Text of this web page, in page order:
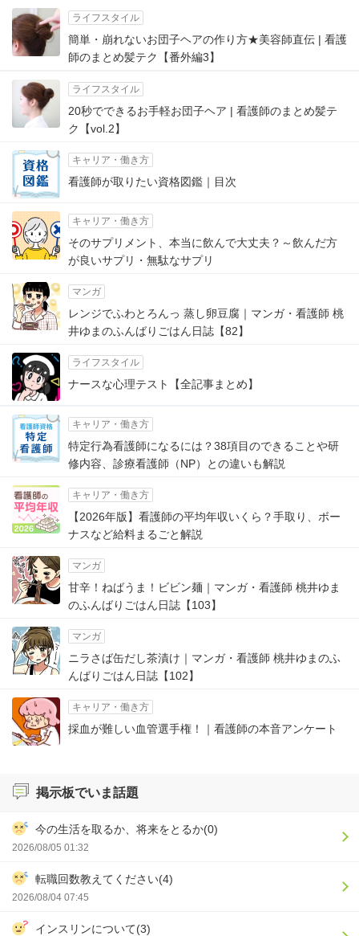
ライフスタイル
簡単・崩れないお団子ヘアの作り方★美容師直伝 | 看護
師のまとめ髪テク【番外編3】
ライフスタイル
20秒でできるお手軽お団子ヘア | 看護師のまとめ髪テ
ク【vol.2】
キャリア・働き方
看護師が取りたい資格図鑑｜目次
キャリア・働き方
そのサプリメント、本当に飲んで大丈夫？～飲んだ方
が良いサプリ・無駄なサプリ
マンガ
レンジでふわとろんっ 蒸し卵豆腐｜マンガ・看護師 桃
井ゆまのふんばりごはん日誌【82】
ライフスタイル
ナースな心理テスト【全記事まとめ】
キャリア・働き方
特定行為看護師になるには？38項目のできることや研
修内容、診療看護師（NP）との違いも解説
キャリア・働き方
【2026年版】看護師の平均年収いくら？手取り、ボー
ナスなど給料まるごと解説
マンガ
甘辛！ねばうま！ビビン麺｜マンガ・看護師 桃井ゆま
のふんばりごはん日誌【103】
マンガ
ニラさば缶だし茶漬け｜マンガ・看護師 桃井ゆまのふ
んばりごはん日誌【102】
キャリア・働き方
採血が難しい血管選手権！｜看護師の本音アンケート
掲示板でいま話題
今の生活を取るか、将来をとるか(0)
2026/08/05 01:32
転職回数教えてください(4)
2026/08/04 07:45
インスリンについて(3)